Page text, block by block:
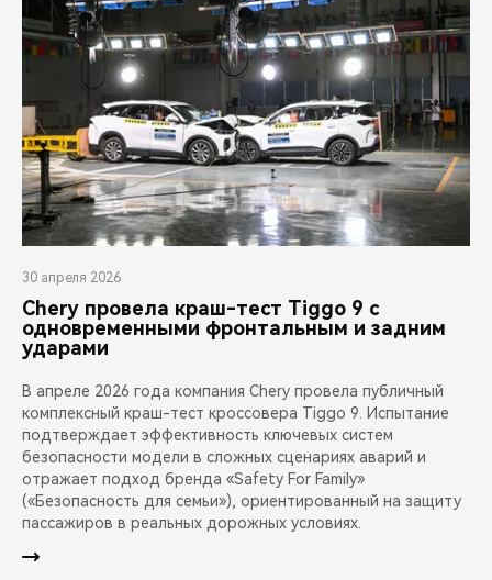
30 апреля 2026
Chery провела краш-тест Tiggo 9 с
одновременными фронтальным и задним
ударами
В апреле 2026 года компания Chery провела публичный
комплексный краш-тест кроссовера Tiggo 9. Испытание
подтверждает эффективность ключевых систем
безопасности модели в сложных сценариях аварий и
отражает подход бренда «Safety For Family»
(«Безопасность для семьи»), ориентированный на защиту
пассажиров в реальных дорожных условиях.